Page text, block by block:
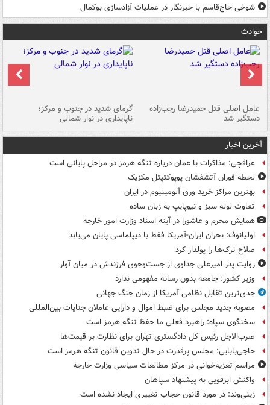
شوخی حاج‌قاسم با خبرنگار در عملیات آزادسازی بوکمال
حوادث
عامل اصلی قتل حمیدرضا رجب‌زاده
دستگیر شد
گرمای شدید در جنوب و مرکز؛
ناپایداری در نوار شمالی
آخرین اخبار
عراقچی: مذاکرات با عمان درباره تنگه هرمز در مراحل پایانی است
لحظه فوران آتشفشان پوپوکتپتل مکزیک
بهترین مراکز خرید ورق آلومینیوم در ایران
تفاوت لوله سبز و نیوپایپ به زبان ساده
همایش محرم و عاشورا در آینه اسناد وزارت امور خارجه
اولیانوف: بحران ایران-آمریکا فقط با دیپلماسی پایان می‌یابد
صلاح ترک‌ها را پولدار کرد
روایت پدر امیرعلی جداوی از جست‌وجوی فرزندش در میان آوار
وزیر کشور: جامعه بدون رسانه مفهومی ندارد
جدی‌ترین تقابل نظامی آمریکا از زمان جنگ جهانی
مصوبه جدید مجلس برای ضبط اموال و دارایی عاملان جنایات بین‌المللی
سخنگوی سپاه: راهبرد فعلی ما حفظ تنگه هرمز است
ضرب‌الاجل رئیس کل دادگستری تهران برای نظارت بر قیمت‌ها
حاجی‌بابایی: مجلس پرقدرت در حال تدوین قانون تنگه هرمز است
مراسم تعزیه‌خوانی در مرکز مطالعات سیاسی وزارت خارجه
واکنش ابرقویی به پیشنهاد سپاهان
زینی‌وند: در مورد قانون حجاب تغییری ایجاد نشده است